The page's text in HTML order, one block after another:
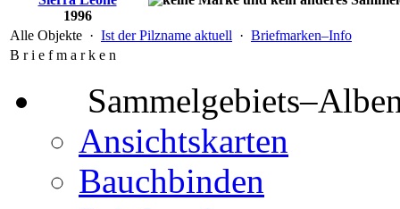
1996
Alle Objekte · Ist der Pilzname aktuell · Briefmarken–Info
B r i e f m a r k e n
Ansichtskarten
Bauchbinden